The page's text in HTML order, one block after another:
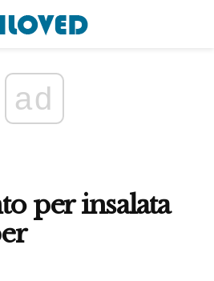
ad
per insalata